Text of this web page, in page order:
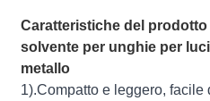
Caratteristiche del prodotto
solvente per unghie per
metallo
1).Compatto e leggero, facile